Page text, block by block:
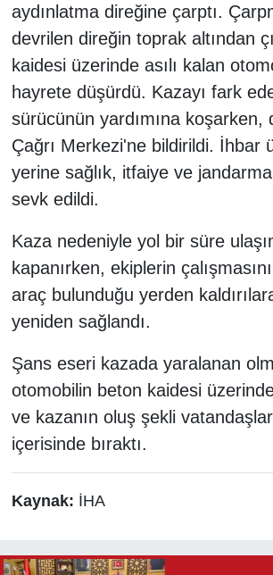
aydınlatma direğine çarptı.
devrilen direğin toprak altından
kaidesi üzerinde asılı kalan
hayrete düşürdü. Kazayı fark
sürücünün yardımına koşarken,
Çağrı Merkezi'ne bildirildi. İhbar
yerine sağlık, itfaiye ve
sevk edildi.
Kaza nedeniyle yol bir süre
kapanırken, ekiplerin
araç bulunduğu yerden
yeniden sağlandı.
Şans eseri kazada yaralanan
otomobilin beton kaidesi üzerinde
ve kazanın oluş şekli
içerisinde bıraktı.
Kaynak: İHA